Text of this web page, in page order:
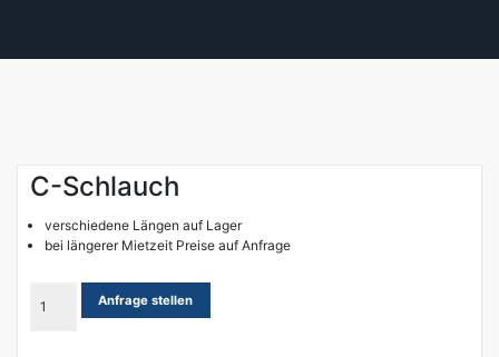
C-Schlauch
verschiedene Längen auf Lager
bei längerer Mietzeit Preise auf Anfrage
Schlauch
Anfrage stellen